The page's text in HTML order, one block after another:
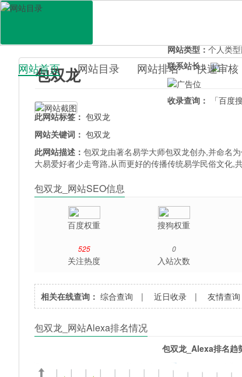
百科目录
网站首页 网站目录 网站排名 快速审核
包双龙
网站类型：个人类
联系站长：
收录查询： 「百度
此网站标签： 包双龙
网站关键词： 包双龙
此网站描述：包双龙由著名易学大师包双龙创办,并命名
大易爱好者少走弯路,从而更好的传播传统易学民俗文化,
包双龙_网站SEO信息
百度权重 搜狗权重
525
关注热度
0
入站次数
相关在线查询： 综合查询 |近日收录 |友情查询
包双龙_网站Alexa排名情况
包双龙_Alexa排名趋